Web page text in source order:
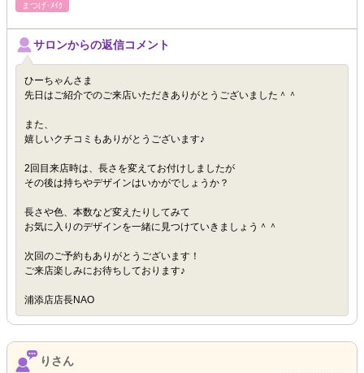
まつげ･ﾒｲｸ
サロンからの返信コメント
ひーちゃんさま
先日はご紹介でのご来店いただきありがとうございました＾＾
また、
嬉しいクチコミもありがとうございます♪
2回目来店時は、長さを変えてお付けしましたが
その後は持ちやデザインはいかがでしょうか？
長さや色、本数など変えたりしてみて
お気に入りのデザインを一緒に見つけていきましょう＾＾
次回のご予約もありがとうございます！
ご来店楽しみにお待ちしております♪
浦添店店長NAO
りさん